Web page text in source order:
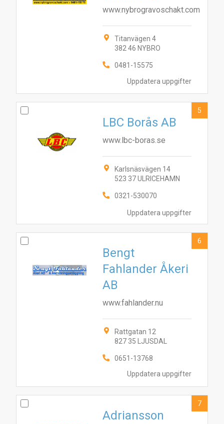
Uppdatera uppgifter
www.nybrogravoschakt.com
Titanvägen 4
382 46 NYBRO
0481-15575
Uppdatera uppgifter
LBC Borås AB
www.lbc-boras.se
Karlsnäsvägen 14
523 37 ULRICEHAMN
0321-530070
5
Uppdatera uppgifter
Bengt
Fahlander Åkeri
AB
www.fahlander.nu
Rattgatan 12
827 35 LJUSDAL
0651-13768
6
Adriansson
7
12
567
9